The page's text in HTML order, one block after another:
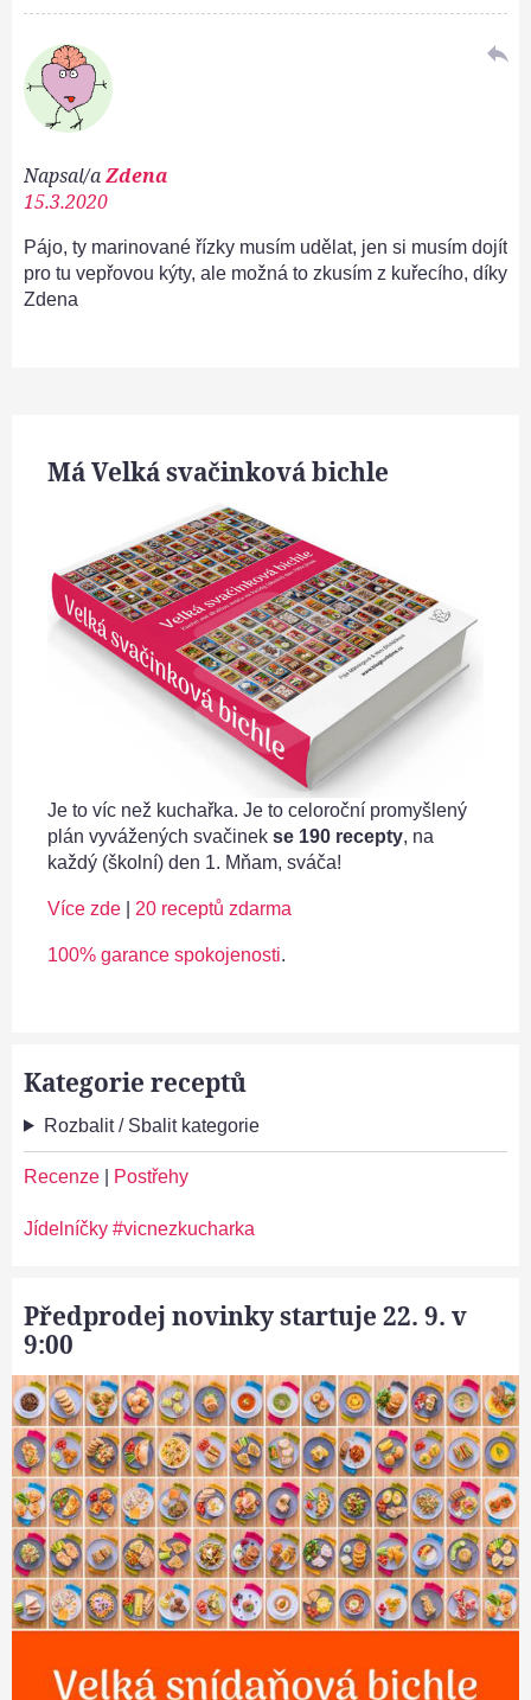
Napsal/aZdena
15.3.2020
Pájo, ty marinované řízky musím udělat, jen si musím dojít
pro tu vepřovou kýty, ale možná to zkusím z kuřecího, díky
Zdena
reply
Má Velká svačinková bichle
Je to víc než kuchařka. Je to celoroční promyšlený
plán vyvážených svačinek se 190 recepty, na
každý (školní) den 1. Mňam, sváča!
Více zde 20 receptů zdarma
100% garance spokojenosti.
Kategorie receptů
Rozbalit / Sbalit kategorie
Recenze Postřehy
Jídelníčky #vicnezkucharka
Předprodej novinky startuje 22. 9. v
9:00